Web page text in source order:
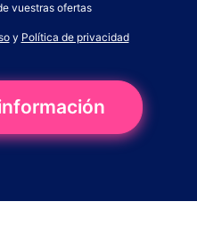
vuestras ofertas
y Política de privacidad